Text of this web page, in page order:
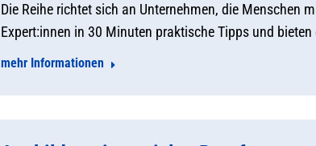
Die Reihe richtet sich an Unternehmen, die Menschen
Expert:innen in 30 Minuten praktische Tipps und
mehr Informationen